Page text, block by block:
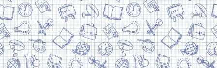
Інтернет-магазин Торсінг. Усі права захищені
© 2024. Розробка:Skill Unit
Про видавництво
Оплата та доставка